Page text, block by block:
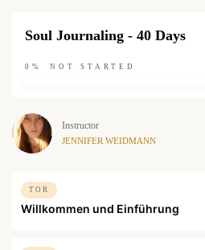
Soul Journaling - 40 Days
0% NOT STARTED
Instructor
JENNIFER WEIDMANN
TOR
Willkommen und Einführung